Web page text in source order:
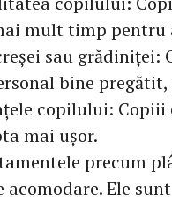
mult timp pentru
sau grădiniței:
bine
copilului: Copiii
mai ușor.
precum
acomodare. Ele